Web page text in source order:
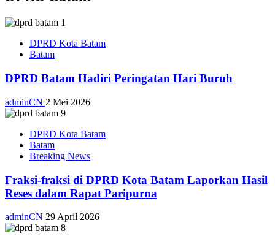
DPRD Kota Batam
Batam
DPRD Batam Hadiri Peringatan Hari Buruh
adminCN 2 Mei 2026
DPRD Kota Batam
Batam
Breaking News
Fraksi-fraksi di DPRD Kota Batam Laporkan Hasil
Reses dalam Rapat Paripurna
adminCN 29 April 2026